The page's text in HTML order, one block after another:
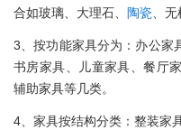
合如玻璃、大理石、
陶瓷、无
3、按功能家具分为：办公家
书房家具、儿童家具、餐厅
辅助家具等几类。
4、家具按结构分类：整装家